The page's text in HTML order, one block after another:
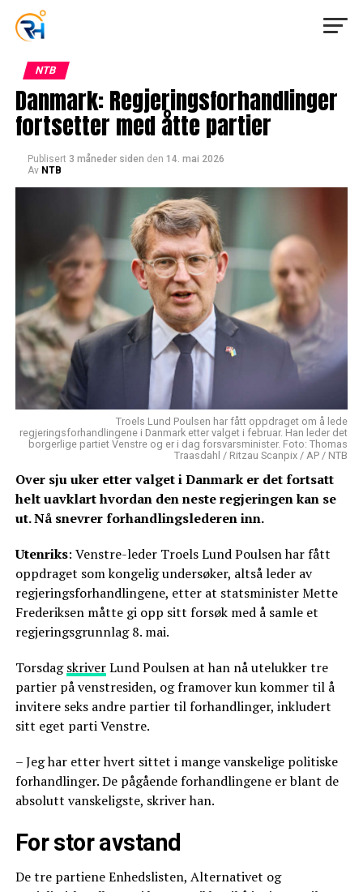
NTB
Danmark: Regjeringsforhandlinger
fortsetter med åtte partier
Publisert 3 måneder siden den 14. mai 2026
Av NTB
Troels Lund Poulsen har fått oppdraget om å lede
regjeringsforhandlingene i Danmark etter valget i februar. Han leder det
borgerlige partiet Venstre og er i dag forsvarsminister. Foto: Thomas
Traasdahl / Ritzau Scanpix / AP / NTB
Over sju uker etter valget i Danmark er det fortsatt
helt uavklart hvordan den neste regjeringen kan se
ut. Nå snevrer forhandlingslederen inn.
Utenriks: Venstre-leder Troels Lund Poulsen har fått
oppdraget som kongelig undersøker, altså leder av
regjeringsforhandlingene, etter at statsminister Mette
Frederiksen måtte gi opp sitt forsøk med å samle et
regjeringsgrunnlag 8. mai.
TorsdagskriverLund Poulsen at han nå utelukker tre
partier på venstresiden, og framover kun kommer til å
invitere seks andre partier til forhandlinger, inkludert
sitt eget parti Venstre.
– Jeg har etter hvert sittet i mange vanskelige politiske
forhandlinger. De pågående forhandlingene er blant de
absolutt vanskeligste, skriver han.
For stor avstand
De tre partiene Enhedslisten, Alternativet og